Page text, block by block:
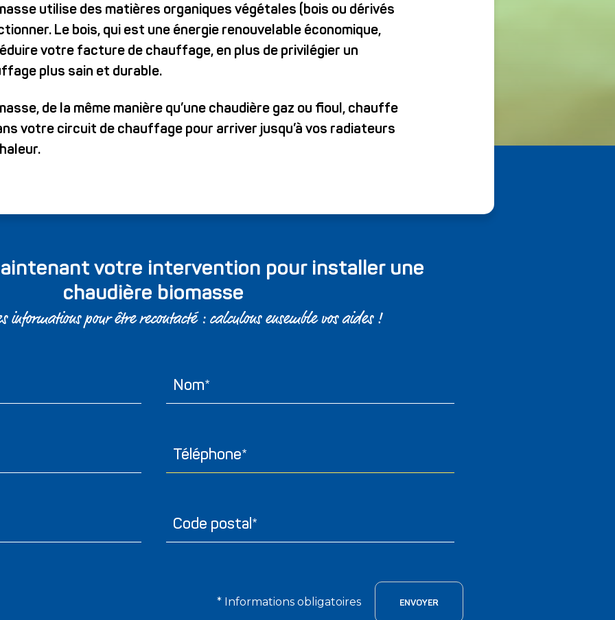
utilise des matières organiques végétales (bois ou dérivés
Le bois, qui est une énergie renouvelable économique,
votre facture de chauffage, en plus de privilégier un
plus sain et durable.
de la même manière qu’une chaudière gaz ou fioul, chauffe
votre circuit de chauffage pour arriver jusqu’à vos radiateurs
votre intervention pour installer une
chaudière biomasse
informations pour être recontacté : calculons ensemble vos aides !
Nom*
Téléphone*
Code postal*
* Informations obligatoires